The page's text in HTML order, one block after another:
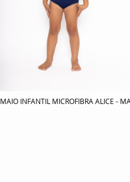
MAIO INFANTIL MICROFIBRA ALICE -